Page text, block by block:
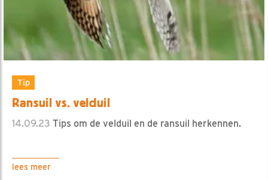
Tip
Ransuil vs. velduil
14.09.23 Tips om de velduil en de ransuil herkennen.
lees meer